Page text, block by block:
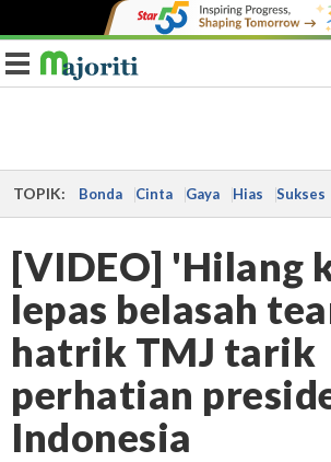
Toggle navigation
TOPIK: Bonda Cinta Gaya Hias Sukses
[VIDEO] 'Hilang
lepas belasah
hatrik TMJ tarik
perhatian
Indonesia